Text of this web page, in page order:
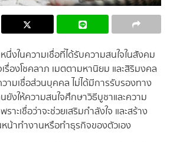
หนึ่งในความเชื่อที่ได้รับความสนใจในสังคม
เรื่องโชคลาภ เมตตามหานิยม และสิริมงคล
วามเชื่อส่วนบุคคล ไม่ได้มีการรับรองทาง
งให้ความสนใจศึกษาวิธีบูชาและความ
ะเชื่อว่าจะช่วยเสริมกำลังใจ และสร้าง
หน้าทำงานหรือทำธุรกิจของตัวเอง